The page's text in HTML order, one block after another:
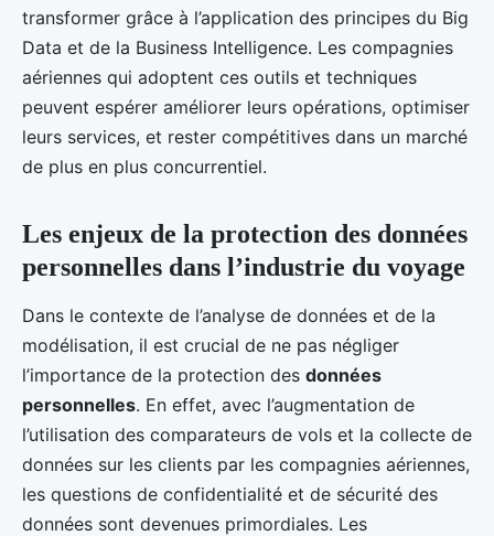
transformer grâce à l’application des principes du Big
Data et de la Business Intelligence. Les compagnies
aériennes qui adoptent ces outils et techniques
peuvent espérer améliorer leurs opérations, optimiser
leurs services, et rester compétitives dans un marché
de plus en plus concurrentiel.
Les enjeux de la protection des données
personnelles dans l’industrie du voyage
Dans le contexte de l’analyse de données et de la
modélisation, il est crucial de ne pas négliger
l’importance de la protection des données
personnelles. En effet, avec l’augmentation de
l’utilisation des comparateurs de vols et la collecte de
données sur les clients par les compagnies aériennes,
les questions de confidentialité et de sécurité des
données sont devenues primordiales. Les